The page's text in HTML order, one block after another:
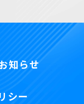
知らせ
シー